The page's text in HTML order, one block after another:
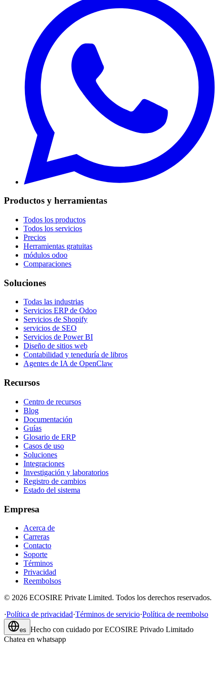
Productos y herramientas
Todos los productos
Todos los servicios
Precios
Herramientas gratuitas
módulos odoo
Comparaciones
Soluciones
Todas las industrias
Servicios ERP de Odoo
Servicios de Shopify
servicios de SEO
Servicios de Power BI
Diseño de sitios web
Contabilidad y teneduría de libros
Agentes de IA de OpenClaw
Recursos
Centro de recursos
Blog
Documentación
Guías
Glosario de ERP
Casos de uso
Soluciones
Integraciones
Investigación y laboratorios
Registro de cambios
Estado del sistema
Empresa
Acerca de
Carreras
Contacto
Soporte
Términos
Privacidad
Reembolsos
© 2026 ECOSIRE Private Limited. Todos los derechos reservados.
·Política de privacidad·Términos de servicio·Política de reembolso
es Hecho con cuidado por ECOSIRE Privado Limitado
Chatea en whatsapp